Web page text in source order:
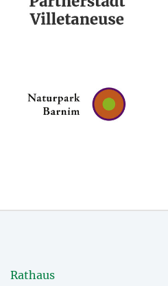
Rathaus